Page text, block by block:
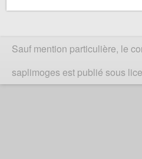
Sauf mention particulière, le
saplimoges est publié sous